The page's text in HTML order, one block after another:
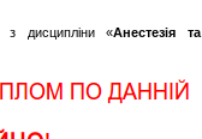
з дисципліни «Анестезія та